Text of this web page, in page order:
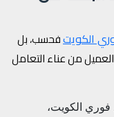
الكويتفحسب، بل
من عناء التعامل
الكويت،